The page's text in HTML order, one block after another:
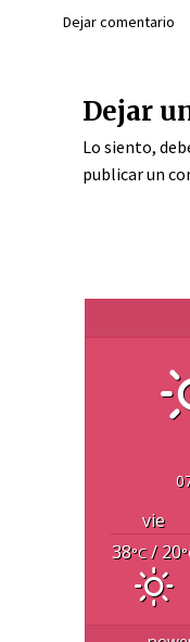
Dejar comentario
Dejar
Lo siento,
publicar un
vie
38°C/ 20